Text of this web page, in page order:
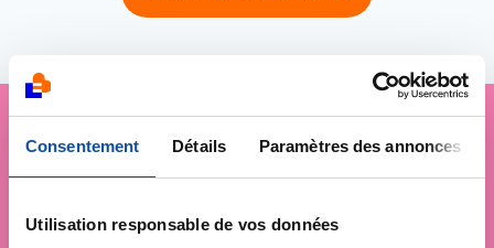
Consentement Détails Paramètres des annonces
Utilisation responsable de vos données
Je soutiensLa Ligue
contre le cancer